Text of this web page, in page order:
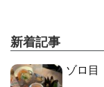
新着記事
ゾロ目